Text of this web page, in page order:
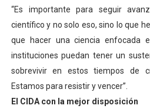
“Es importante para seguir
científico y no solo eso, sino lo que
que hacer una ciencia enfocada
instituciones puedan tener un
sobrevivir en estos tiempos de
Estamos para resistir y vencer”.
El CIDA con la mejor disposición